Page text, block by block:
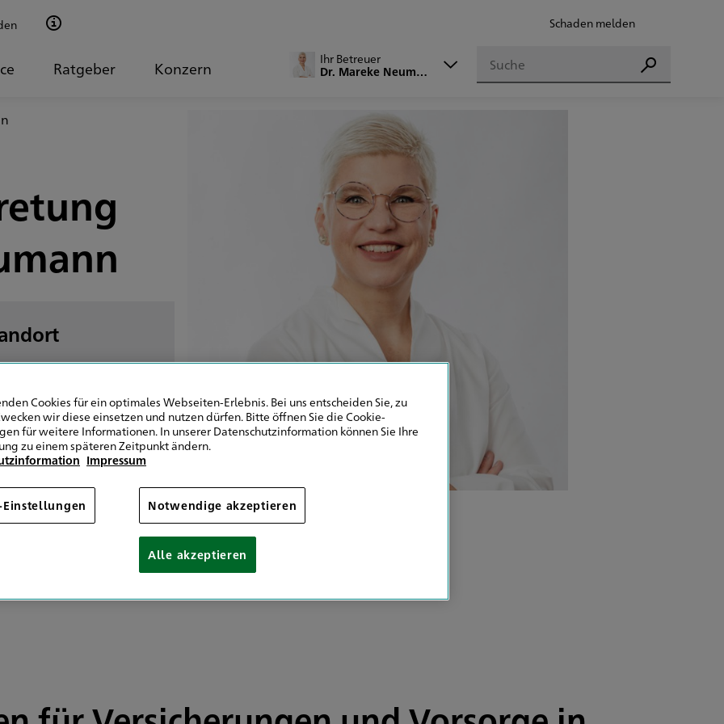
Schaden melden
Ratgeber Konzern
Ihr Betreuer
Dr. Mareke Neumann
Suchen
Suchen
681 50057022
511 6451152310
senden
08:00 - 18:00
Cookies für ein optimales Webseiten-Erlebnis. Bei uns entscheiden Sie, zu
wir diese einsetzen und nutzen dürfen. Bitte öffnen Sie die Cookie-
für weitere Informationen. In unserer Datenschutzinformation können Sie Ihre
zu einem späteren Zeitpunkt ändern.
Impressum
Einstellungen Notwendige akzeptieren
Alle akzeptieren